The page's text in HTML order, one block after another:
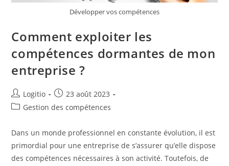
Développer vos compétences
Comment exploiter les
compétences dormantes de mon
entreprise ?
Logitio
23 août 2023
Gestion des compétences
Dans un monde professionnel en constante évolution, il est
primordial pour une entreprise de s’assurer qu’elle dispose
des compétences nécessaires à son activité. Toutefois, de